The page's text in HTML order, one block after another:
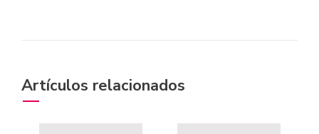
Artículos relacionados